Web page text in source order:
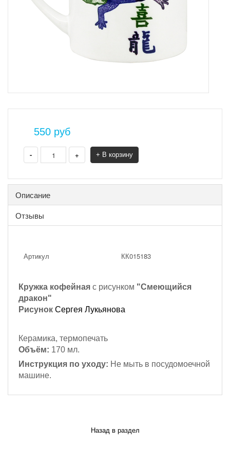
550 руб
- + + В корзину
Описание
Отзывы
Артикул КК015183
Кружка кофейная с рисунком "Смеющийся
дракон"
Рисунок Сергея Лукьянова
Керамика, термопечать
Объём: 170 мл.
Инструкция по уходу: Не мыть в посудомоечной
машине.
Назад в раздел